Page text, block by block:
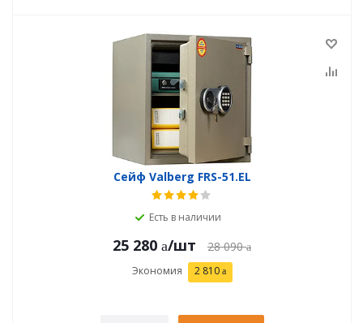
Сейф Valberg FRS-51.EL
Есть в наличии
25 280 /шт 28 090
Экономия 2 810